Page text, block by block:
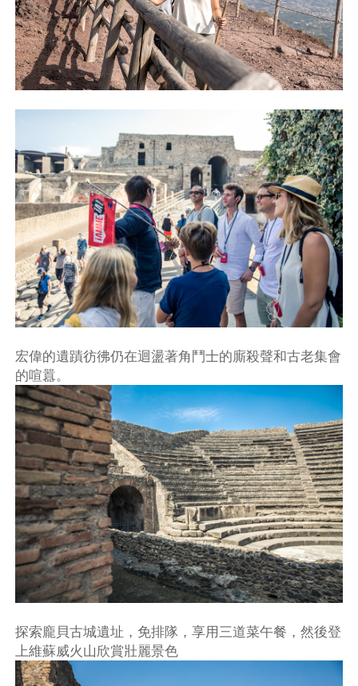
宏偉的遺蹟彷彿仍在迴盪著角鬥士的廝殺聲和古老集會
的喧囂。
探索龐貝古城遺址，免排隊，享用三道菜午餐，然後登
上維蘇威火山欣賞壯麗景色